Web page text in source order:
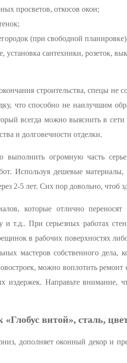
просветов, откосов окон;
(при свободной
установка сантехники, розеток,
строительства, спецы
что способно не наилучшим
всегда можно выяснить в
и долговечности отделки.
огромную часть
Используя дешевые
2-5 лет. Сих пор довольно, чтоб
которые отлично
т.д.. При серьезных работах
в рабочих поверхностях
мастеров собственного дела,
можно воплотить
издержек. Направьте внимание,
витой», сталь,
дополняет оконный декор и